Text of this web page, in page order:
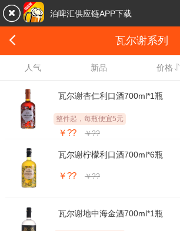
 瓦尔谢系列
人气 新品 价格
瓦尔谢杏仁利口酒700ml*1瓶
整件起，每瓶便宜5元
￥?? ￥??
瓦尔谢柠檬利口酒700ml*6瓶
￥?? ￥??
瓦尔谢地中海金酒700ml*1瓶
 泊啤汇供应链APP下载